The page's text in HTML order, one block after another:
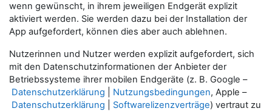
wenn gewünscht, in ihrem jeweiligen Endgerät explizit
aktiviert werden. Sie werden dazu bei der Installation der
App aufgefordert, können dies aber auch ablehnen.
Nutzerinnen und Nutzer werden explizit aufgefordert, sich
mit den Datenschutzinformationen der Anbieter der
Betriebssysteme ihrer mobilen Endgeräte (z. B. Google –
Datenschutzerklärung
Nutzungsbedingungen, Apple –
Datenschutzerklärung
Softwarelizenzverträge) vertraut zu